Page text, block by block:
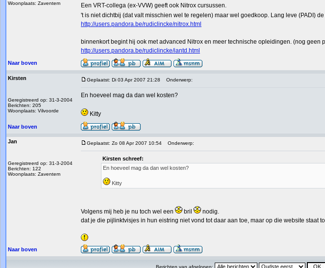
Woonplaats: Zaventem
Een VRT-collega (ex-VVW) geeft ook Nitrox cursussen.
't is niet dichtbij (dat valt misschien wel te regelen) maar wel goedkoop. Lang leve (PADI)
http://users.pandora.be/rudiclincke/nitrox.html
binnenkort begint hij ook met advanced Nitrox en meer technische opleidingen. (nog geen
http://users.pandora.be/rudiclincke/iantd.html
Naar boven
Kirsten
Geregistreerd op: 31-3-2004
Berichten: 205
Woonplaats: Vilvoorde
Geplaatst: Di 03 Apr 2007 21:28 Onderwerp:
En hoeveel mag da dan wel kosten?
Kitty
Naar boven
Jan
Geregistreerd op: 31-3-2004
Berichten: 122
Woonplaats: Zaventem
Geplaatst: Zo 08 Apr 2007 10:54 Onderwerp:
Kirsten schreef:
En hoeveel mag da dan wel kosten?
Kitty
Volgens mij heb je nu toch wel een bril
nodig.
dat je die pijlinktvisjes in hun eistring niet vond tot daar aan toe, maar op die website staat
Naar boven
Berichten van afgelopen: